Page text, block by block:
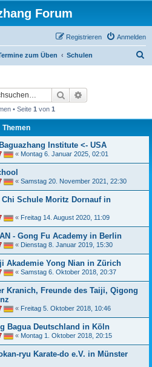
Forum
Anmelden
Registrieren
zum Üben Schulen
Suche
• Seite 1 von 1
Themen
Institute <- USA
« Montag 6. Januar 2025, 02:01
« Samstag 20. November 2021, 22:30
Chi Schule Moritz Dornauf in
« Freitag 14. August 2020, 11:09
- Gong Fu Academy in Berlin
« Dienstag 8. Januar 2019, 15:30
Akademie Yong Nian in Zürich
« Samstag 6. Oktober 2018, 20:37
Kranich, Freunde des Taiji, Qigong
« Freitag 5. Oktober 2018, 10:46
Bagua Deutschland in Köln
« Montag 1. Oktober 2018, 20:15
ryu Karate-do e.V. in Münster